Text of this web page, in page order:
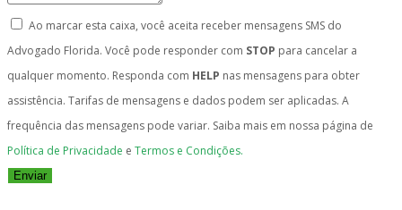
Ao marcar esta caixa, você aceita receber mensagens SMS do
Advogado Florida. Você pode responder com STOP para cancelar a
qualquer momento. Responda com HELP nas mensagens para obter
assistência. Tarifas de mensagens e dados podem ser aplicadas. A
frequência das mensagens pode variar. Saiba mais em nossa página de
Política de Privacidade e Termos e Condições.
Enviar